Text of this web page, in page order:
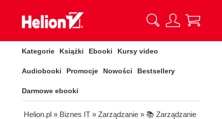
Kategorie Książki Ebooki Kursy video
Audiobooki Promocje Nowości Bestsellery
Darmowe ebooki
Helion.pl » Biznes IT » Zarządzanie » 📚 Zarządzanie